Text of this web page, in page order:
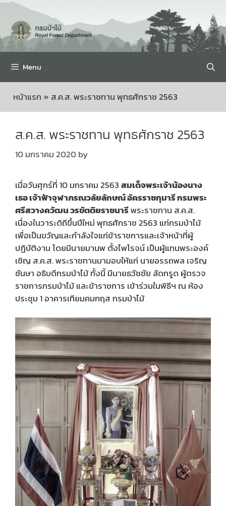
Menu
หน้าแรก » ส.ค.ส. พระราชทาน พุทธศักราช 2563
ส.ค.ส. พระราชทาน พุทธศักราช 2563
10 มกราคม 2020by
เมื่อวันศุกร์ที่ 10 มกราคม 2563สมเด็จพระเจ้าน้องนาง
เธอ เจ้าฟ้าจุฬาภรณวลัยลักษณ์ อัครราชกุมารี กรมพระ
ศรีสวางควัฒน วรขัตติยราชนารีพระราชทาน ส.ค.ส.
เนื่องในวาระดิถีขึ้นปีใหม่ พุทธศักราช 2563 แก่กรมป่าไม้
เพื่อเป็นขวัญและกำลังใจแก่ข้าราชการและเจ้าหน้าที่ผู้
ปฏิบัติงาน โดยมีนายมานพ ตั้งไพโรจน์ เป็นผู้แทนพระองค์
เชิญ ส.ค.ส. พระราชทานมามอบให้แก่ นายอรรถพล เจริญ
ชันษา อธิบดีกรมป่าไม้ ทั้งนี้ มีนายธวัชชัย ลัดกรูด ผู้ตรวจ
ราชการกรมป่าไม้ และข้าราชการ เข้าร่วมในพิธีฯ ณ ห้อง
ประชุม 1 อาคารเทียมคมกฤส กรมป่าไม้